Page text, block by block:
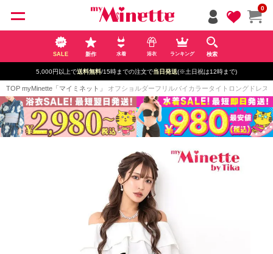
0
SALE 新作 水着 浴衣 ランキング 検索
新規登録で最大2500円OFF!
TOP myMinette「マイミネット」 オフショルダーフリルバイカラータイトロングドレ
ペー
ジト
ップ